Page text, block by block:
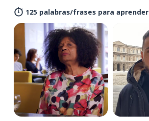
125 palabras/frases para aprender